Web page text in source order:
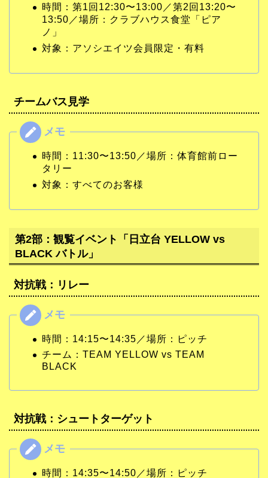
時間：第1回12:30〜13:00／第2回13:20〜
13:50／場所：クラブハウス食堂「ピア
ノ」
対象：アソシエイツ会員限定・有料
チームバス見学
時間：11:30〜13:50／場所：体育館前ロー
タリー
対象：すべてのお客様
第2部：観覧イベント「日立台 YELLOW vs
BLACK バトル」
対抗戦：リレー
時間：14:15〜14:35／場所：ピッチ
チーム：TEAM YELLOW vs TEAM
BLACK
対抗戦：シュートターゲット
時間：14:35〜14:50／場所：ピッチ